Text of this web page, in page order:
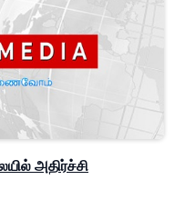
அதிர்ச்சி